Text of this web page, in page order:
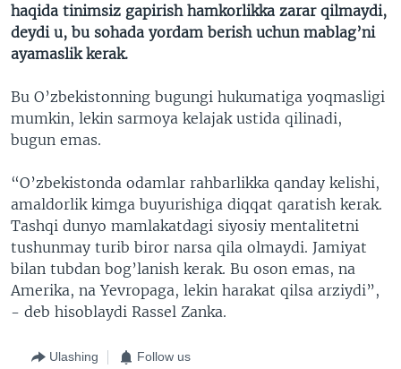
haqida tinimsiz gapirish hamkorlikka zarar qilmaydi,
deydi u, bu sohada yordam berish uchun mablag’ni
ayamaslik kerak.
Bu O’zbekistonning bugungi hukumatiga yoqmasligi
mumkin, lekin sarmoya kelajak ustida qilinadi,
bugun emas.
“O’zbekistonda odamlar rahbarlikka qanday kelishi,
amaldorlik kimga buyurishiga diqqat qaratish kerak.
Tashqi dunyo mamlakatdagi siyosiy mentalitetni
tushunmay turib biror narsa qila olmaydi. Jamiyat
bilan tubdan bog’lanish kerak. Bu oson emas, na
Amerika, na Yevropaga, lekin harakat qilsa arziydi”,
- deb hisoblaydi Rassel Zanka.
Ulashing Follow us